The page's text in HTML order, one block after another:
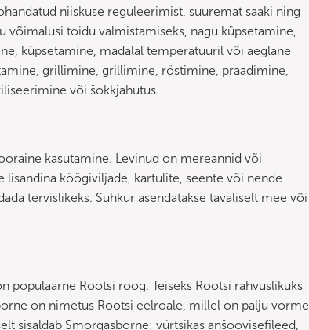
niiskuse reguleerimist, suuremat saaki ning
toidu valmistamiseks, nagu küpsetamine,
küpsetamine, madalal temperatuuril või aeglane
grillimine, grillimine, röstimine, praadimine,
või šokkjahutus.
kasutamine. Levinud on mereannid või
lisandina köögiviljade, kartulite, seente või nende
tervislikeks. Suhkur asendatakse tavaliselt mee või
populaarne Rootsi roog. Teiseks Rootsi rahvuslikuks
on nimetus Rootsi eelroale, millel on palju vorme
sisaldab Smorgasborne: vürtsikas anšoovisefileed,